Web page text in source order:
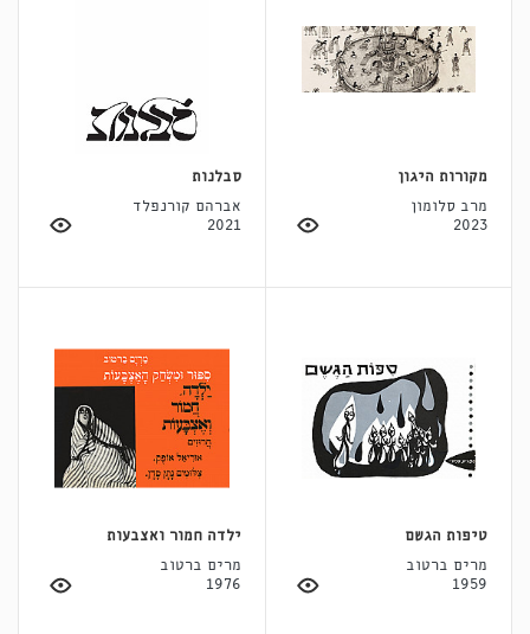
מקורות היגון
מרב סלומון
2023
סבלנות
אברהם קורנפלד
2021
טיפות הגשם
מרים ברטוב
1959
ילדה חמור ואצבעות
מרים ברטוב
1976